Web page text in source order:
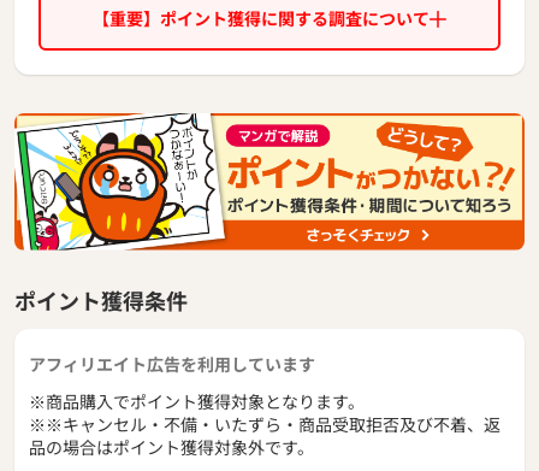
【重要】ポイント獲得に関する調査について
ポイント獲得条件
アフィリエイト広告を利用しています
※商品購入でポイント獲得対象となります。
※※キャンセル・不備・いたずら・商品受取拒否及び不着、返
品の場合はポイント獲得対象外です。